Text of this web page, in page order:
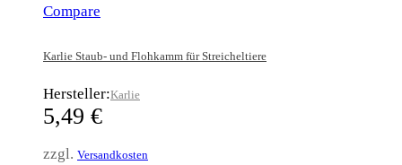
Compare
Karlie Staub- und Flohkamm für Streicheltiere
Hersteller:Karlie
5,49 €
zzgl. Versandkosten